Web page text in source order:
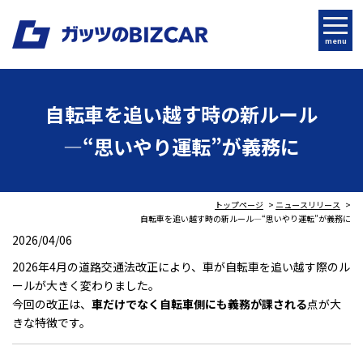
menu
自転車を追い越す時の新ルール
―“思いやり運転”が義務に
トップページ
ニュースリリース
自転車を追い越す時の新ルール―“思いやり運転”が義務に
2026/04/06
2026年4月の道路交通法改正により、車が自転車を追い越す際のル
ールが大きく変わりました。
今回の改正は、 車だけでなく自転車側にも義務が課される点が大
きな特徴です。